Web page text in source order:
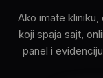
Ako imate
koji spaja sajt,
panel i